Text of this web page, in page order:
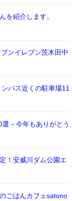
を紹介します。
ンイレブン茨木田中
パス近くの駐車場11
－今年もありがとう
！安威川ダム公園エ
ごはんカフェsatono